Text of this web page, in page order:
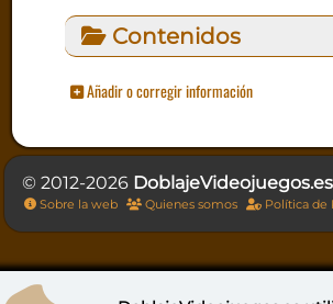
Contenidos
Añadir o corregir información
© 2012-2026 DoblajeVideojuegos.es
Sobre la web Quienes somos Política de